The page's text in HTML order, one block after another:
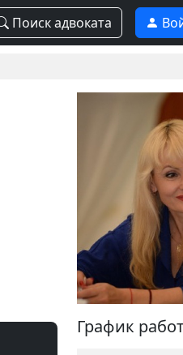
Поиск адвоката
График